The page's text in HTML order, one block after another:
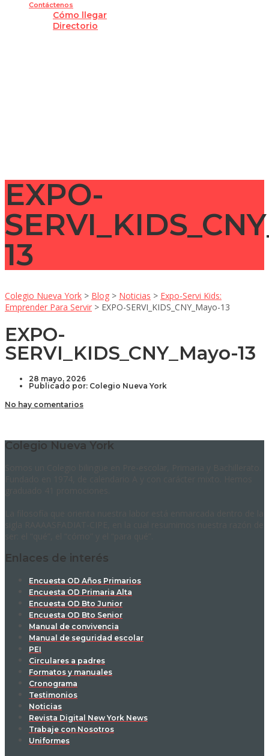
Contáctenos
Cómo llegar
Directorio
EXPO-
13
Colegio Nueva York > Blog > Noticias > Expo-Servi Kids:
Emprender Para Servir > EXPO-SERVI_KIDS_CNY_Mayo-13
EXPO-
SERVI_KIDS_CNY_Mayo-13
28 mayo, 2026
Publicado por: Colegio Nueva York
No hay comentarios
Colegio Nueva York
Enlaces de interés
Encuesta OD Años Primarios
Encuesta OD Primaria Alta
Encuesta OD Bto Junior
Encuesta OD Bto Senior
Manual de convivencia
Manual de seguridad escolar
PEI
Circulares a padres
Formatos y manuales
Cronograma
Testimonios
Noticias
Revista Digital New York News
Trabaje con Nosotros
Uniformes